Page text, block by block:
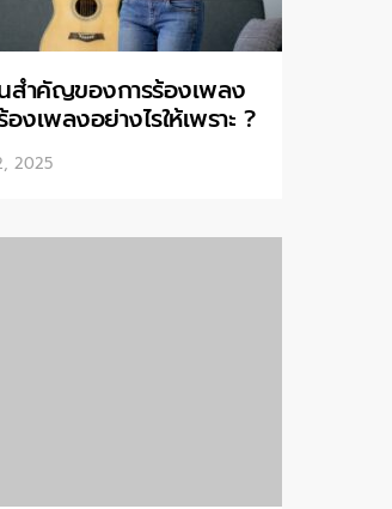
สำคัญของการร้องเพลง
งเพลงอย่างไรให้เพราะ ?
2025